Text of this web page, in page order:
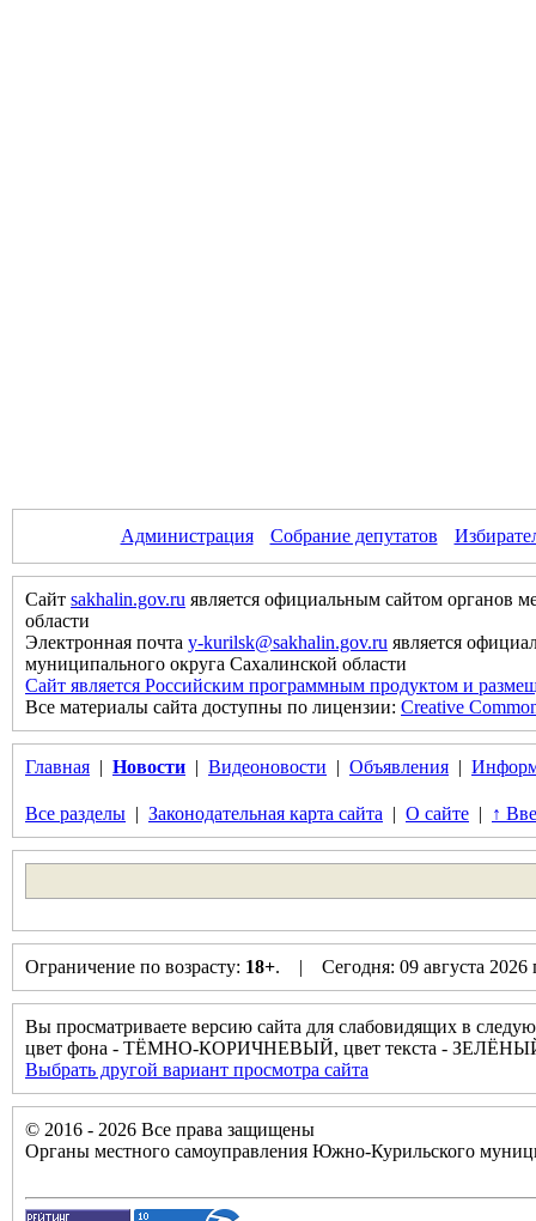
Администрация Собрание депутатов
Сайт sakhalin.gov.ru является официальным сайтом органов
области
Электронная почта y-kurilsk@sakhalin.gov.ru является
муниципального округа Сахалинской области
Сайт является Российским программным продуктом и
Все материалы сайта доступны по лицензии: Creative
Главная | Новости | Видеоновости | Объявления |
Все разделы | Законодательная карта сайта | О сайте | ↑
Ограничение по возрасту: 18+. | Сегодня: 09 августа
Вы просматриваете версию сайта для слабовидящих в
цвет фона - ТЁМНО-КОРИЧНЕВЫЙ, цвет текста -
Выбрать другой вариант просмотра сайта
© 2016 - 2026 Все права защищены
Органы местного самоуправления Южно-Курильского